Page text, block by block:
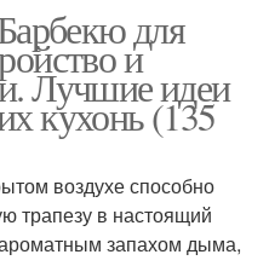
для
и
Лучшие идеи
кухонь (135
воздухе способно
трапезу в настоящий
запахом дыма,